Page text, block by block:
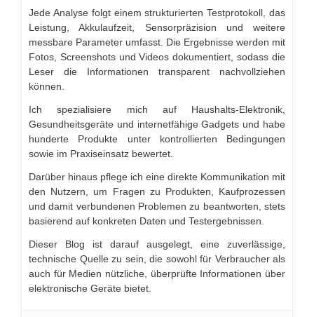
Jede Analyse folgt einem strukturierten Testprotokoll, das
Leistung, Akkulaufzeit, Sensorpräzision und weitere
messbare Parameter umfasst. Die Ergebnisse werden mit
Fotos, Screenshots und Videos dokumentiert, sodass die
Leser die Informationen transparent nachvollziehen
können.
Ich spezialisiere mich auf Haushalts-Elektronik,
Gesundheitsgeräte und internetfähige Gadgets und habe
hunderte Produkte unter kontrollierten Bedingungen
sowie im Praxiseinsatz bewertet.
Darüber hinaus pflege ich eine direkte Kommunikation mit
den Nutzern, um Fragen zu Produkten, Kaufprozessen
und damit verbundenen Problemen zu beantworten, stets
basierend auf konkreten Daten und Testergebnissen.
Dieser Blog ist darauf ausgelegt, eine zuverlässige,
technische Quelle zu sein, die sowohl für Verbraucher als
auch für Medien nützliche, überprüfte Informationen über
elektronische Geräte bietet.